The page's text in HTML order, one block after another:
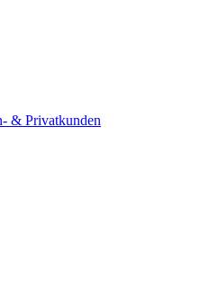
& Privatkunden